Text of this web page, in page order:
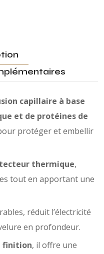
capillaire à base
et de protéines de
protéger et embellir
thermique,
tout en apportant une
réduit l’électricité
en profondeur.
finition, il offre une